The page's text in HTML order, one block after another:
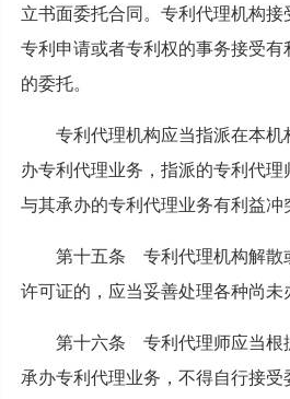
立书面委托合同。专利代理机构
专利申请或者专利权的事务接受有
的委托。
专利代理机构应当指派在本机
办专利代理业务，指派的专利代
与其承办的专利代理业务有利益冲
第十五条 专利代理机构解散
许可证的，应当妥善处理各种尚未
第十六条 专利代理师应当根
承办专利代理业务，不得自行接受